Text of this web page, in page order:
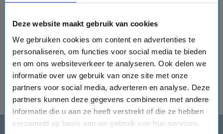
Deze website maakt gebruik van cookies
We gebruiken cookies om content en advertenties te
personaliseren, om functies voor social media te bieden
en om ons websiteverkeer te analyseren. Ook delen we
informatie over uw gebruik van onze site met onze
partners voor social media, adverteren en analyse. Deze
partners kunnen deze gegevens combineren met andere
informatie die u aan ze heeft verstrekt of die ze hebben
verzameld op basis van uw gebruik van hun services.
Er zijn geen cruises gevonden die matchen met jouw
zoekopdracht. Verander je zoekopdracht en probeer
het opnieuw.
alle cruises met vertrekvanaf 11-10-2025 closeen met
terugkomstvoor of op 26-10-2025close.